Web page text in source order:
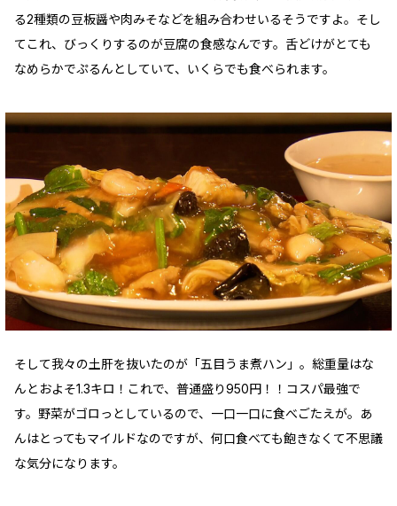
る2種類の豆板醤や肉みそなどを組み合わせいるそうですよ。そし
てこれ、びっくりするのが豆腐の食感なんです。舌どけがとても
なめらかでぷるんとしていて、いくらでも食べられます。
そして我々の土肝を抜いたのが「五目うま煮ハン」。総重量はな
んとおよそ1.3キロ！これで、普通盛り950円！！コスパ最強で
す。野菜がゴロっとしているので、一口一口に食べごたえが。あ
んはとってもマイルドなのですが、何口食べても飽きなくて不思議
な気分になります。